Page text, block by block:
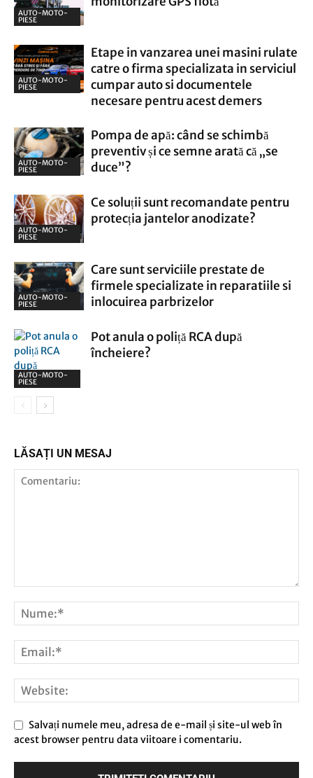
AUTO-MOTO-
PIESE
AUTO-MOTO-
PIESE
Etape in vanzarea unei masini rulate
catre o firma specializata in serviciul
cumpar auto si documentele
necesare pentru acest demers
AUTO-MOTO-
PIESE
Pompa de apă: când se schimbă
preventiv și ce semne arată că „se
duce”?
AUTO-MOTO-
PIESE
Ce soluții sunt recomandate pentru
protecția jantelor anodizate?
AUTO-MOTO-
PIESE
Care sunt serviciile prestate de
firmele specializate in reparatiile si
inlocuirea parbrizelor
AUTO-MOTO-
PIESE
Pot anula o poliță RCA după
încheiere?
LĂSAȚI UN MESAJ
Salvați numele meu, adresa de e-mail și site-ul web în
acest browser pentru data viitoare i comentariu.